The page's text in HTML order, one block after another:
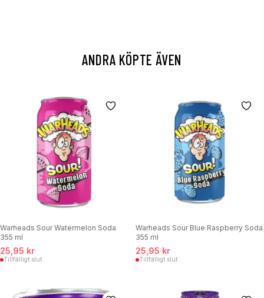
ANDRA KÖPTE ÄVEN
Warheads Sour Watermelon Soda
355 ml
25,95 kr
Tillfälligt slut
Warheads Sour Blue Raspberry Soda
355 ml
25,95 kr
Tillfälligt slut